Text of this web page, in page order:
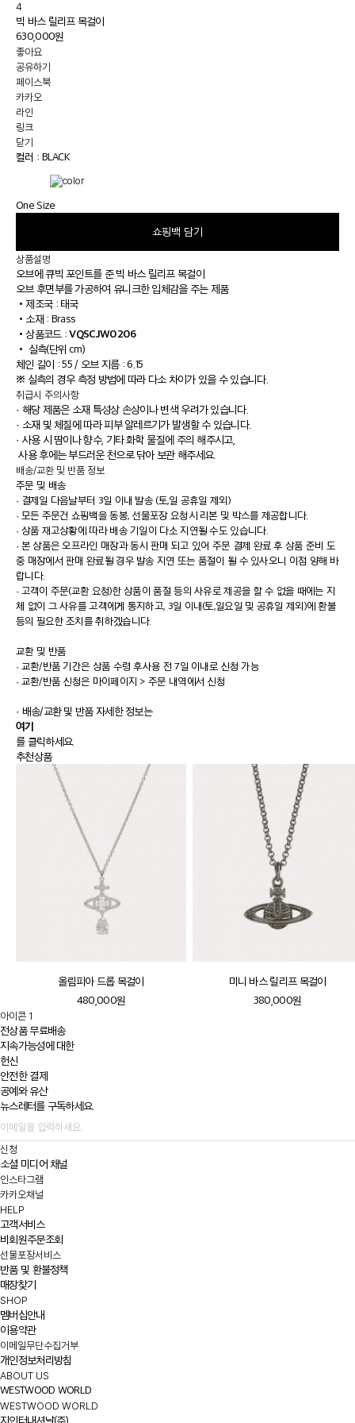
4
빅 바스 릴리프 목걸이
630,000원
좋아요
공유하기
페이스북
카카오
라인
링크
닫기
컬러 : BLACK
One Size
쇼핑백 담기
상품설명
오브에 큐빅 포인트를 준 빅 바스 릴리프 목걸이
오브 후면부를 가공하여 유니크한 입체감을 주는 제품
• 제조국 : 태국
• 소재 : Brass
•상품코드 :VQSCJW0206
• 실측(단위 cm)
체인 길이 : 55 / 오브 지름 : 6.15
※ 실측의 경우 측정 방법에 따라 다소 차이가 있을 수 있습니다.
취급시 주의사항
· 해당 제품은 소재 특성상 손상이나 변색 우려가 있습니다.
· 소재 및 체질에 따라 피부 알레르기가 발생할 수 있습니다.
· 사용 시 땀이나 향수, 기타 화학 물질에 주의 해주시고,
사용 후에는 부드러운 천으로 닦아 보관 해주세요.
배송/교환 및 반품 정보
주문 및 배송
· 결제일 다음날부터 3일 이내 발송 (토,일 공휴일 제외)
· 모든 주문건 쇼핑백을 동봉, 선물포장 요청시 리본 및 박스를 제공합니다.
· 상품 재고상황에 따라 배송 기일이 다소 지연될 수도 있습니다.
· 본 상품은 오프라인 매장과 동시 판매 되고 있어 주문 결제 완료 후 상품 준비 도
중 매장에서 판매 완료될 경우 발송 지연 또는 품절이 될 수 있사오니 이점 양해 바
랍니다.
· 고객이 주문(교환 요청)한 상품이 품절 등의 사유로 제공을 할 수 없을 때에는 지
체 없이 그 사유를 고객에게 통지하고, 3일 이내(토,일요일 및 공휴일 제외)에 환불
등의 필요한 조치를 취하겠습니다.
교환 및 반품
· 교환/반품 기간은 상품 수령 후사용 전 7일 이내로 신청 가능
· 교환/반품 신청은 마이페이지 > 주문 내역에서 신청
· 배송/교환 및 반품 자세한 정보는
여기
를 클릭하세요.
추천상품
올림피아 드롭 목걸이
480,000원
미니 바스 릴리프 목걸이
380,000원
아이콘 1
전상품 무료배송
지속가능성에 대한
헌신
안전한 결제
공예와 유산
뉴스레터를 구독하세요.
신청
소셜 미디어 채널
인스타그램
카카오채널
HELP
고객서비스
비회원주문조회
선물포장서비스
반품 및 환불정책
매장찾기
SHOP
멤버십안내
이용약관
이메일무단수집거부
개인정보처리방침
ABOUT US
WESTWOOD WORLD
WESTWOOD WORLD
지인터내셔날(주)